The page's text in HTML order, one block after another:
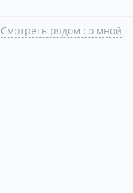
Смотреть рядом со мной